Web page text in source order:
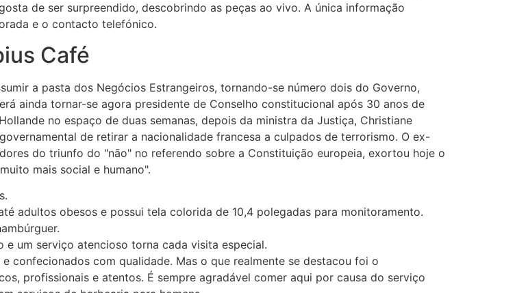
de ser surpreendido, descobrindo as peças ao vivo. A única informação
e o contacto telefónico.
Café
a pasta dos Negócios Estrangeiros, tornando-se número dois do Governo,
ainda tornar-se agora presidente de Conselho constitucional após 30 anos de
no espaço de duas semanas, depois da ministra da Justiça, Christiane
de retirar a nacionalidade francesa a culpados de terrorismo. O ex-
do triunfo do "não" no referendo sobre a Constituição europeia, exortou hoje o
mais social e humano".
adultos obesos e possui tela colorida de 10,4 polegadas para monitoramento.
um serviço atencioso torna cada visita especial.
confecionados com qualidade. Mas o que realmente se destacou foi o
profissionais e atentos. É sempre agradável comer aqui por causa do serviço